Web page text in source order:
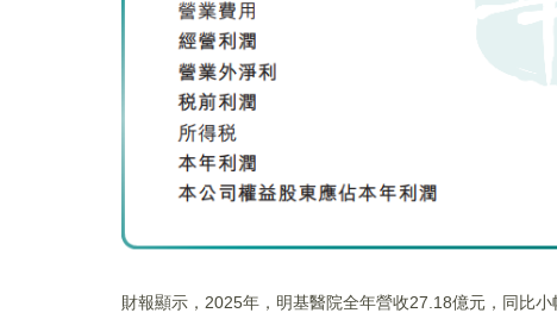
財報顯示，2025年，明基醫院全年營收27.18億元，同比小